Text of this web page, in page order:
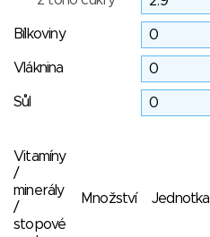
Bílkoviny
Vláknina
Sůl
Vitamíny
/
minerály
/
stopové
Množství Jednotka